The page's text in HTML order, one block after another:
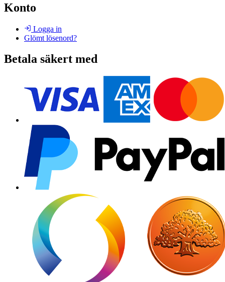
Konto
Logga in
Glömt lösenord?
Betala säkert med